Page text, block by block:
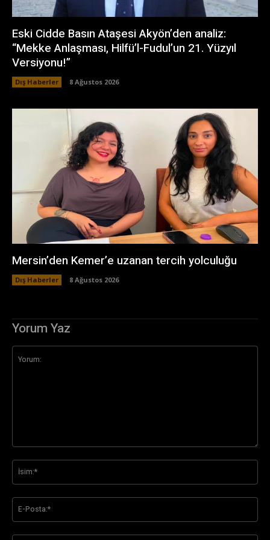
Eski Cidde Basın Ataşesi Akyön’den analiz:
“Mekke Anlaşması, Hilfü’l-Fudul’un 21. Yüzyıl
Versiyonu!”
Dış Haberler 8 Ağustos 2026
Mersin’den Kemer’e uzanan tercih yolculuğu
Dış Haberler 8 Ağustos 2026
Yorum Yaz